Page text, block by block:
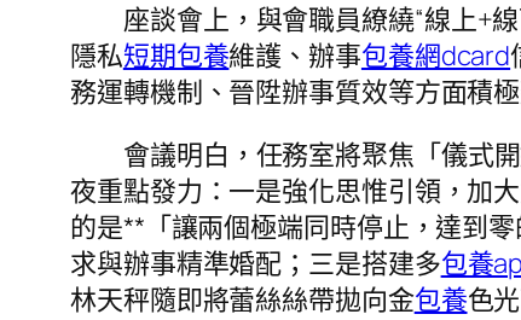
座談會上，與會職員繚繞“線上+
隱私短期包養維護、辦事包養網dcard
務運轉機制、晉陞辦事質效等方面積
會議明白，任務室將聚焦「儀式
夜重點發力：一是強化思惟引領，加
的是**「讓兩個極端同時停止，達到
求與辦事精準婚配；三是搭建多包養
林天秤隨即將蕾絲絲帶拋向金包養色